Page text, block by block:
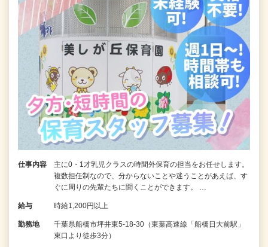
仕事内容
主に0・1才乳児クラスの時間外保育の担当をお任せします。
複数担任制なので、分からないことや迷うことがあえば、す
ぐに周りの先輩たちに聞くことができます。 …
給与 時給1,200円以上
勤務地
千葉県船橋市坪井東5-18-30（東葉高速線「船橋日大前駅」
東口より徒歩3分）